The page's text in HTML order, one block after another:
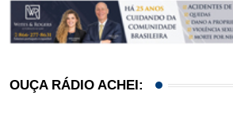
OUÇA RÁDIO ACHEI: